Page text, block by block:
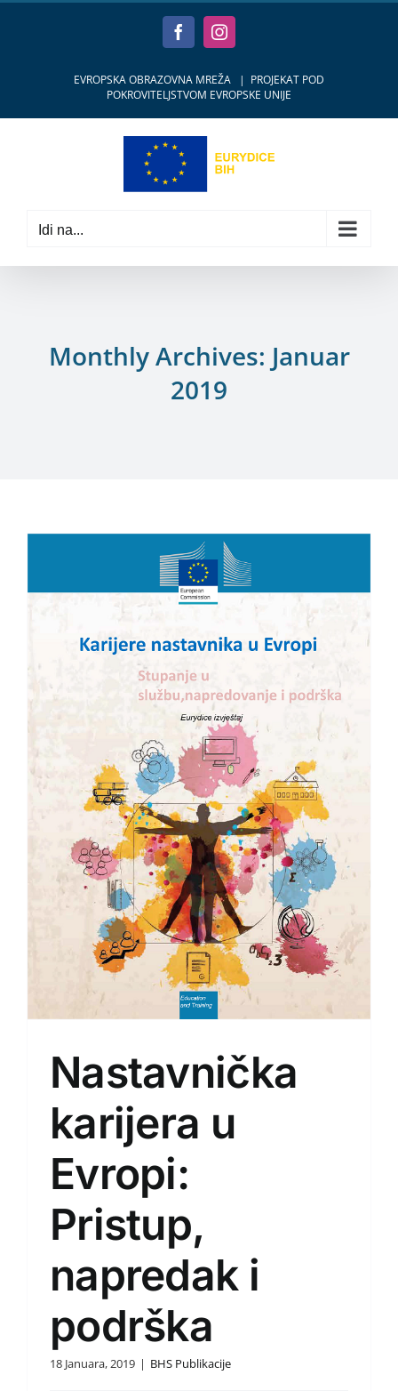
FacebookInstagram
EVROPSKA OBRAZOVNA MREŽA | PROJEKAT POD
POKROVITELJSTVOM EVROPSKE UNIJE
Idi na...
Monthly Archives: Januar
2019
Nastavnička
karijera u
Evropi:
Pristup,
napredak i
podrška
18 Januara, 2019 | BHS Publikacije